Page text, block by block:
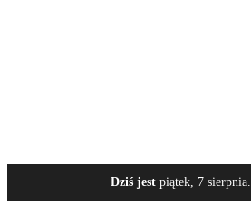
Dziś jest piątek, 7 sierpnia.